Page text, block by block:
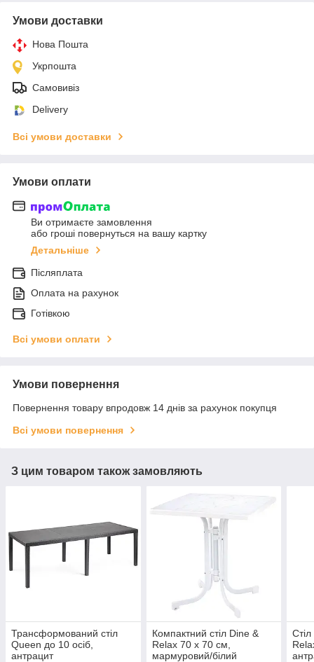
Умови доставки
Нова Пошта
Укрпошта
Самовивіз
Delivery
Всі умови доставки
Умови оплати
Ви отримаєте замовлення
або гроші повернуться на вашу картку
Детальніше
Післяплата
Оплата на рахунок
Готівкою
Всі умови оплати
Умови повернення
Повернення товару впродовж 14 днів за рахунок покупця
Всі умови повернення
З цим товаром також замовляють
Трансформований стіл
Queen до 10 осіб,
антрацит
Компактний стіл Dine &
Relax 70 x 70 см,
мармуровий/білий